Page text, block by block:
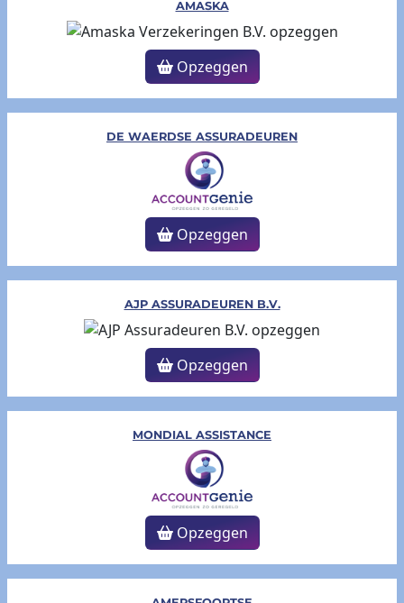
AMASKA
Opzeggen
DE WAERDSE ASSURADEUREN
Opzeggen
AJP ASSURADEUREN B.V.
Opzeggen
MONDIAL ASSISTANCE
Opzeggen